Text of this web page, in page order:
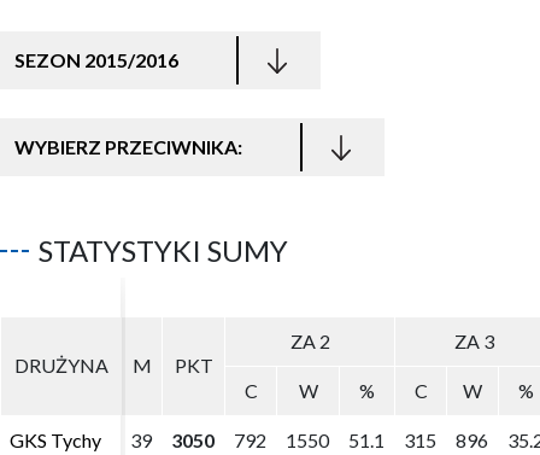
SEZON 2015/2016
WYBIERZ PRZECIWNIKA:
STATYSTYKI SUMY
DRUŻYNA M PKT
ZA 2 ZA 3
C W % C W %
GKS Tychy 39 3050 792 1550 51.1 315 896
DRUŻYNA M PKT
ZA 2 ZA 3
C W % C W %
GKS Tychy 39 3050 792 1550 51.1 315 896